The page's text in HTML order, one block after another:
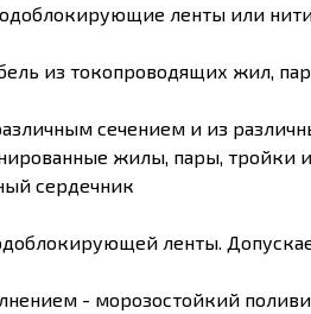
ленты или
из токопроводящих жил,
сечением и из
жилы, пары, тройки
сердечник
ленты.
- морозостойкий